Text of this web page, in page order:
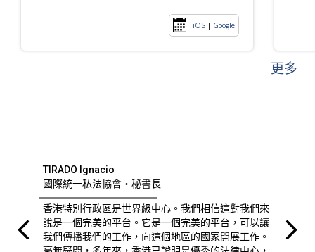
iOS | Google
更多
TIRADO Ignacio
國際統一私法協會・秘書長
香港特別行政區是世界級中心。我們相信這對我們來
說是一個完美的平台。它是一個完美的平台，可以讓
我們傳播我們的工作，向這個地區的國家開展工作。